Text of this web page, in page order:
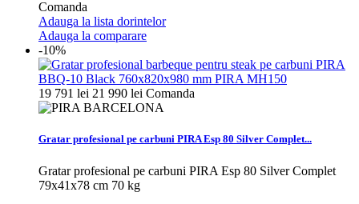
Comanda
Adauga la lista dorintelor
Adauga la comparare
-10%
19 791 lei 21 990 lei Comanda
Gratar profesional pe carbuni PIRA Esp 80 Silver Complet...
Gratar profesional pe carbuni PIRA Esp 80 Silver Complet
79x41x78 cm 70 kg